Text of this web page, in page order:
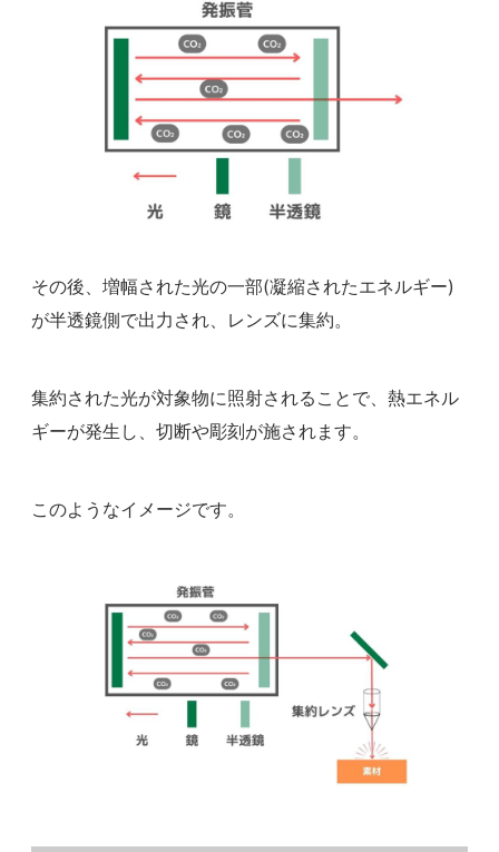
その後、増幅された光の一部(凝縮されたエネルギー)
が半透鏡側で出力され、レンズに集約。
集約された光が対象物に照射されることで、熱エネル
ギーが発生し、切断や彫刻が施されます。
このようなイメージです。